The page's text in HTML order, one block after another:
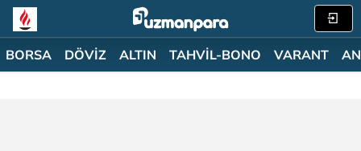
BORSA DÖVİZ ALTIN TAHVİL-BONO VARANT